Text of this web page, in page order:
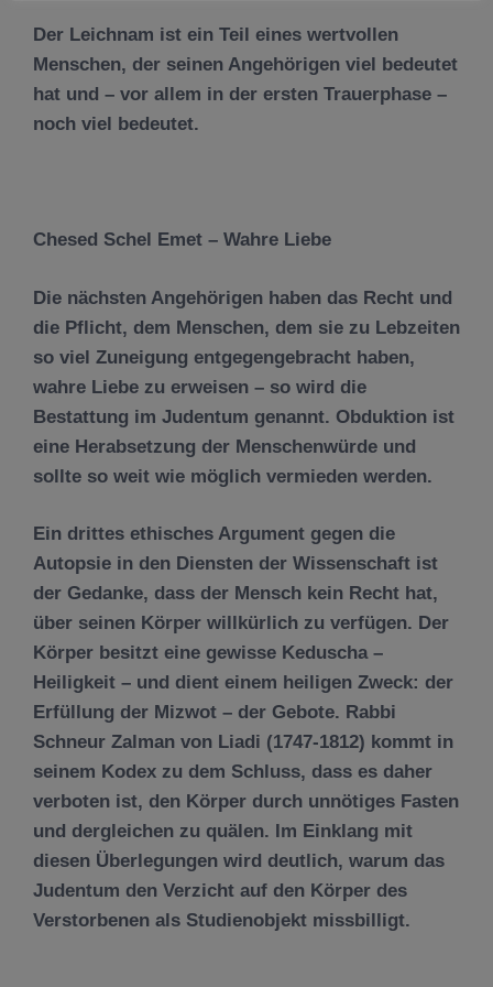
Der Leichnam ist ein Teil eines wertvollen
Menschen, der seinen Angehörigen viel bedeutet
hat und – vor allem in der ersten Trauerphase –
noch viel bedeutet.
Chesed Schel Emet – Wahre Liebe
Die nächsten Angehörigen haben das Recht und
die Pflicht, dem Menschen, dem sie zu Lebzeiten
so viel Zuneigung entgegengebracht haben,
wahre Liebe zu erweisen – so wird die
Bestattung im Judentum genannt. Obduktion ist
eine Herabsetzung der Menschenwürde und
sollte so weit wie möglich vermieden werden.
Ein drittes ethisches Argument gegen die
Autopsie in den Diensten der Wissenschaft ist
der Gedanke, dass der Mensch kein Recht hat,
über seinen Körper willkürlich zu verfügen. Der
Körper besitzt eine gewisse Keduscha –
Heiligkeit – und dient einem heiligen Zweck: der
Erfüllung der Mizwot – der Gebote. Rabbi
Schneur Zalman von Liadi (1747-1812) kommt in
seinem Kodex zu dem Schluss, dass es daher
verboten ist, den Körper durch unnötiges Fasten
und dergleichen zu quälen. Im Einklang mit
diesen Überlegungen wird deutlich, warum das
Judentum den Verzicht auf den Körper des
Verstorbenen als Studienobjekt missbilligt.